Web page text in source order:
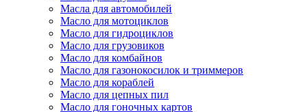
Масла для автомобилей
Масло для мотоциклов
Масло для гидроциклов
Масло для грузовиков
Масло для комбайнов
Масло для газонокосилок и триммеров
Масло для кораблей
Масло для цепных пил
Масло для гоночных картов